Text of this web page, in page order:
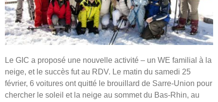
Le GIC a proposé une nouvelle activité – un WE familial à la
neige, et le succès fut au RDV. Le matin du samedi 25
février, 6 voitures ont quitté le brouillard de Sarre-Union pour
chercher le soleil et la neige au sommet du Bas-Rhin, au